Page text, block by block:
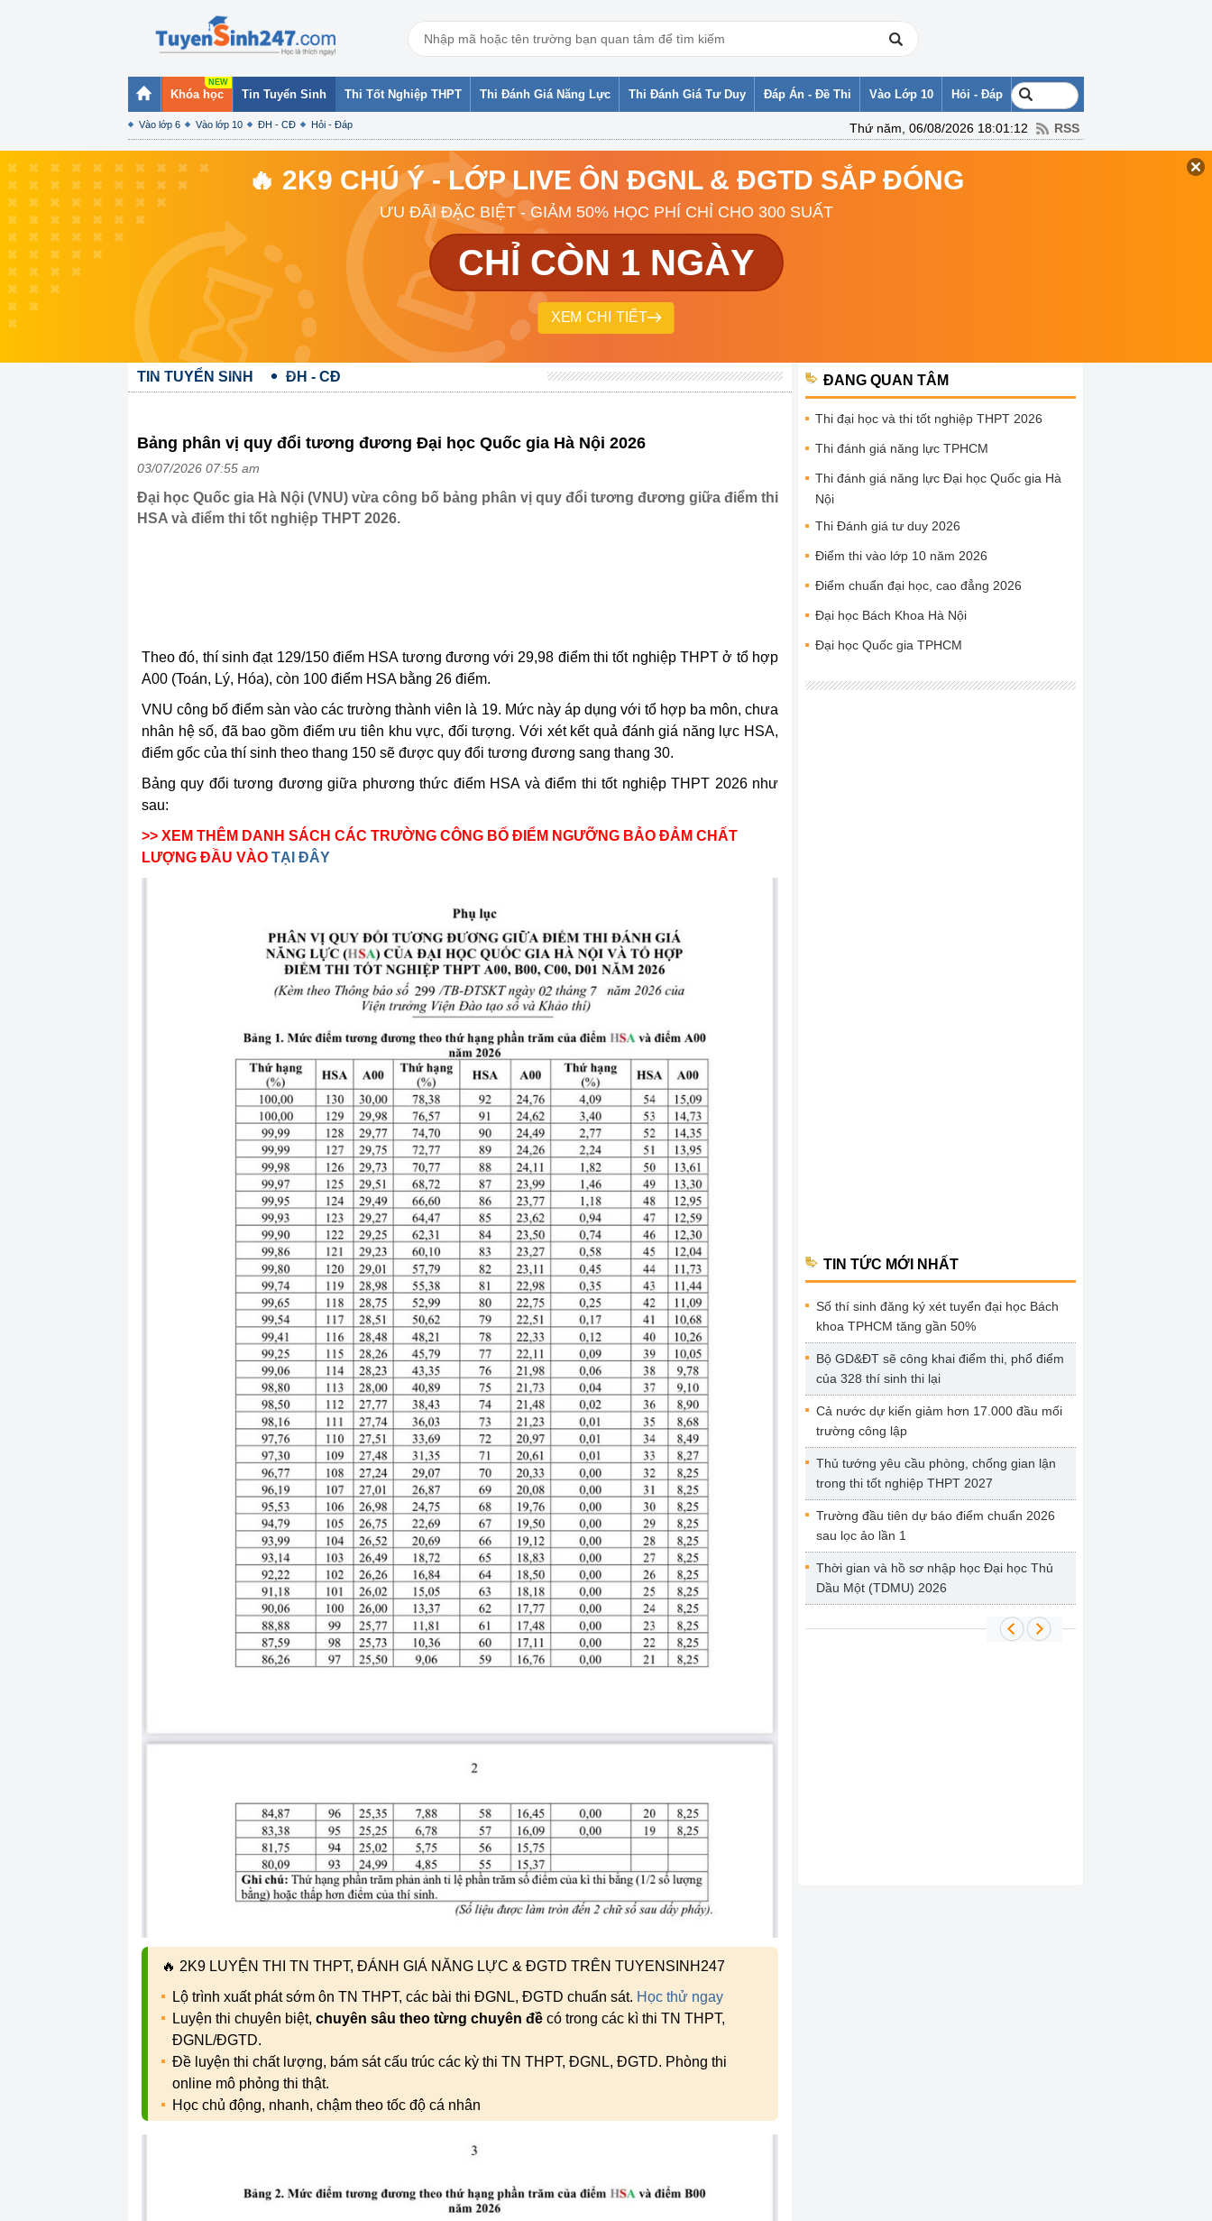
Khóa học Tin Tuyển Sinh
Vào lớp 6 Vào lớp 10 ĐH - CĐ Hỏi - Đáp
Thi Tốt Nghiệp THPT Thi Đánh Giá Năng Lực Thi Đánh Giá Tư Duy Đáp Án - Đề Thi Vào Lớp 10 Hỏi - Đáp
Thứ năm, 06/08/2026 18:01:12 RSS
🔥 2K9 CHÚ Ý - LỚP LIVE ÔN ĐGNL & ĐGTD SẮP ĐÓNG
ƯU ĐÃI ĐẶC BIỆT - GIẢM 50% HỌC PHÍ CHỈ CHO 300 SUẤT
CHỈ CÒN 1 NGÀY
XEM CHI TIẾT
TIN TUYỂN SINH ĐH - CĐ
Bảng phân vị quy đổi tương đương Đại học Quốc gia Hà Nội 2026
03/07/2026 07:55 am
Đại học Quốc gia Hà Nội (VNU) vừa công bố bảng phân vị quy đổi tương đương giữa điểm thi
HSA và điểm thi tốt nghiệp THPT 2026.
Theo đó, thí sinh đạt 129/150 điểm HSA tương đương với 29,98 điểm thi tốt nghiệp THPT ở tổ hợp
A00 (Toán, Lý, Hóa), còn 100 điểm HSA bằng 26 điểm.
VNU công bố điểm sàn vào các trường thành viên là 19. Mức này áp dụng với tổ hợp ba môn, chưa
nhân hệ số, đã bao gồm điểm ưu tiên khu vực, đối tượng. Với xét kết quả đánh giá năng lực HSA,
điểm gốc của thí sinh theo thang 150 sẽ được quy đổi tương đương sang thang 30.
Bảng quy đổi tương đương giữa phương thức điểm HSA và điểm thi tốt nghiệp THPT 2026 như
sau:
>> XEM THÊM DANH SÁCH CÁC TRƯỜNG CÔNG BỐ ĐIỂM NGƯỠNG BẢO ĐẢM CHẤT
LƯỢNG ĐẦU VÀO TẠI ĐÂY
🔥 2K9 LUYỆN THI TN THPT, ĐÁNH GIÁ NĂNG LỰC & ĐGTD TRÊN TUYENSINH247
Lộ trình xuất phát sớm ôn TN THPT, các bài thi ĐGNL, ĐGTD chuẩn sát. Học thử ngay
Luyện thi chuyên biệt, chuyên sâu theo từng chuyên đề có trong các kì thi TN THPT,
ĐGNL/ĐGTD.
Đề luyện thi chất lượng, bám sát cấu trúc các kỳ thi TN THPT, ĐGNL, ĐGTD. Phòng thi
online mô phỏng thi thật.
Học chủ động, nhanh, chậm theo tốc độ cá nhân
ĐANG QUAN TÂM
Thi đại học và thi tốt nghiệp THPT 2026
Thi đánh giá năng lực TPHCM
Thi đánh giá năng lực Đại học Quốc gia Hà
Nội
Thi Đánh giá tư duy 2026
Điểm thi vào lớp 10 năm 2026
Điểm chuẩn đại học, cao đẳng 2026
Đại học Bách Khoa Hà Nội
Đại học Quốc gia TPHCM
TIN TỨC MỚI NHẤT
Số thí sinh đăng ký xét tuyển đại học Bách
khoa TPHCM tăng gần 50%
Bộ GD&ĐT sẽ công khai điểm thi, phổ điểm
của 328 thí sinh thi lại
Cả nước dự kiến giảm hơn 17.000 đầu mối
trường công lập
Thủ tướng yêu cầu phòng, chống gian lận
trong thi tốt nghiệp THPT 2027
Trường đầu tiên dự báo điểm chuẩn 2026
sau lọc ảo lần 1
Thời gian và hồ sơ nhập học Đại học Thủ
Dầu Một (TDMU) 2026